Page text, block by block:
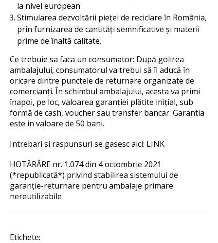
la nivel european.
Stimularea dezvoltării pieței de reciclare în România,
prin furnizarea de cantități semnificative și materii
prime de înaltă calitate.
Ce trebuie sa faca un consumator: După golirea
ambalajului, consumatorul va trebui să îl aducă în
oricare dintre punctele de returnare organizate de
comercianți. În schimbul ambalajului, acesta va primi
înapoi, pe loc, valoarea garanției plătite inițial, sub
formă de cash, voucher sau transfer bancar. Garantia
este in valoare de 50 bani.
Intrebari si raspunsuri se gasesc aici: LINK
HOTĂRÂRE nr. 1.074 din 4 octombrie 2021
(*republicată*) privind stabilirea sistemului de
garanție-returnare pentru ambalaje primare
nereutilizabile
Etichete: